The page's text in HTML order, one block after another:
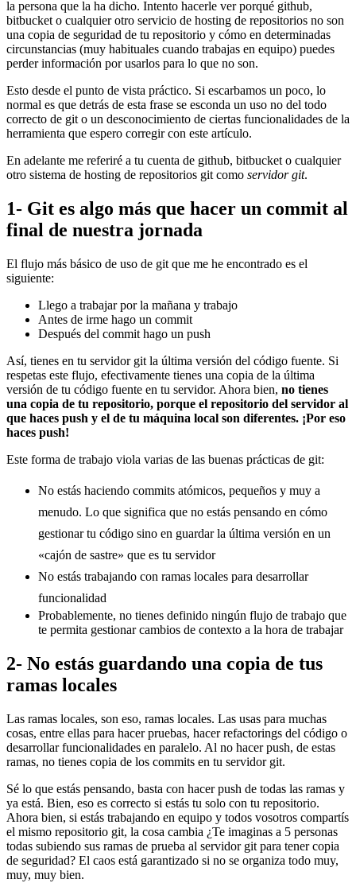
la persona que la ha dicho. Intento hacerle ver porqué github,
bitbucket o cualquier otro servicio de hosting de repositorios no son
una copia de seguridad de tu repositorio y cómo en determinadas
circunstancias (muy habituales cuando trabajas en equipo) puedes
perder información por usarlos para lo que no son.
Esto desde el punto de vista práctico. Si escarbamos un poco, lo
normal es que detrás de esta frase se esconda un uso no del todo
correcto de git o un desconocimiento de ciertas funcionalidades de la
herramienta que espero corregir con este artículo.
En adelante me referiré a tu cuenta de github, bitbucket o cualquier
otro sistema de hosting de repositorios git como servidor git.
1- Git es algo más que hacer un commit al
final de nuestra jornada
El flujo más básico de uso de git que me he encontrado es el
siguiente:
Llego a trabajar por la mañana y trabajo
Antes de irme hago un commit
Después del commit hago un push
Así, tienes en tu servidor git la última versión del código fuente. Si
respetas este flujo, efectivamente tienes una copia de la última
versión de tu código fuente en tu servidor. Ahora bien, no tienes
una copia de tu repositorio, porque el repositorio del servidor al
que haces push y el de tu máquina local son diferentes. ¡Por eso
haces push!
Este forma de trabajo viola varias de las buenas prácticas de git:
No estás haciendo commits atómicos, pequeños y muy a
menudo. Lo que significa que no estás pensando en cómo
gestionar tu código sino en guardar la última versión en un
«cajón de sastre» que es tu servidor
No estás trabajando con ramas locales para desarrollar
funcionalidad
Probablemente, no tienes definido ningún flujo de trabajo que
te permita gestionar cambios de contexto a la hora de trabajar
2- No estás guardando una copia de tus
ramas locales
Las ramas locales, son eso, ramas locales. Las usas para muchas
cosas, entre ellas para hacer pruebas, hacer refactorings del código o
desarrollar funcionalidades en paralelo. Al no hacer push, de estas
ramas, no tienes copia de los commits en tu servidor git.
Sé lo que estás pensando, basta con hacer push de todas las ramas y
ya está. Bien, eso es correcto si estás tu solo con tu repositorio.
Ahora bien, si estás trabajando en equipo y todos vosotros compartís
el mismo repositorio git, la cosa cambia ¿Te imaginas a 5 personas
todas subiendo sus ramas de prueba al servidor git para tener copia
de seguridad? El caos está garantizado si no se organiza todo muy,
muy, muy bien.